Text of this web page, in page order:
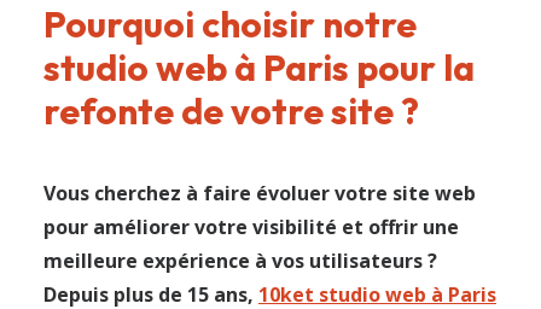
Pourquoi choisir notre
studio web à Paris pour la
refonte de votre site ?
Vous cherchez à faire évoluer votre site web
pour améliorer votre visibilité et offrir une
meilleure expérience à vos utilisateurs ?
Depuis plus de 15 ans, 10ket studio web à Paris